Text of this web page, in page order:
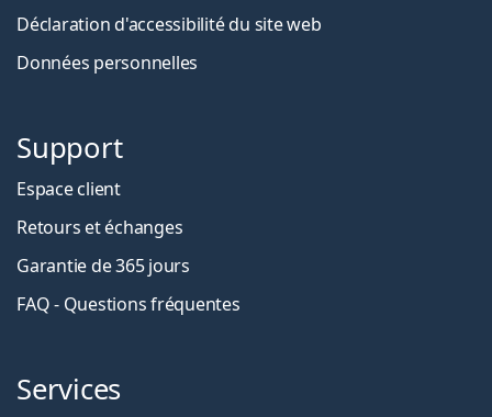
Déclaration d'accessibilité du site web
Données personnelles
Support
Espace client
Retours et échanges
Garantie de 365 jours
FAQ - Questions fréquentes
Services